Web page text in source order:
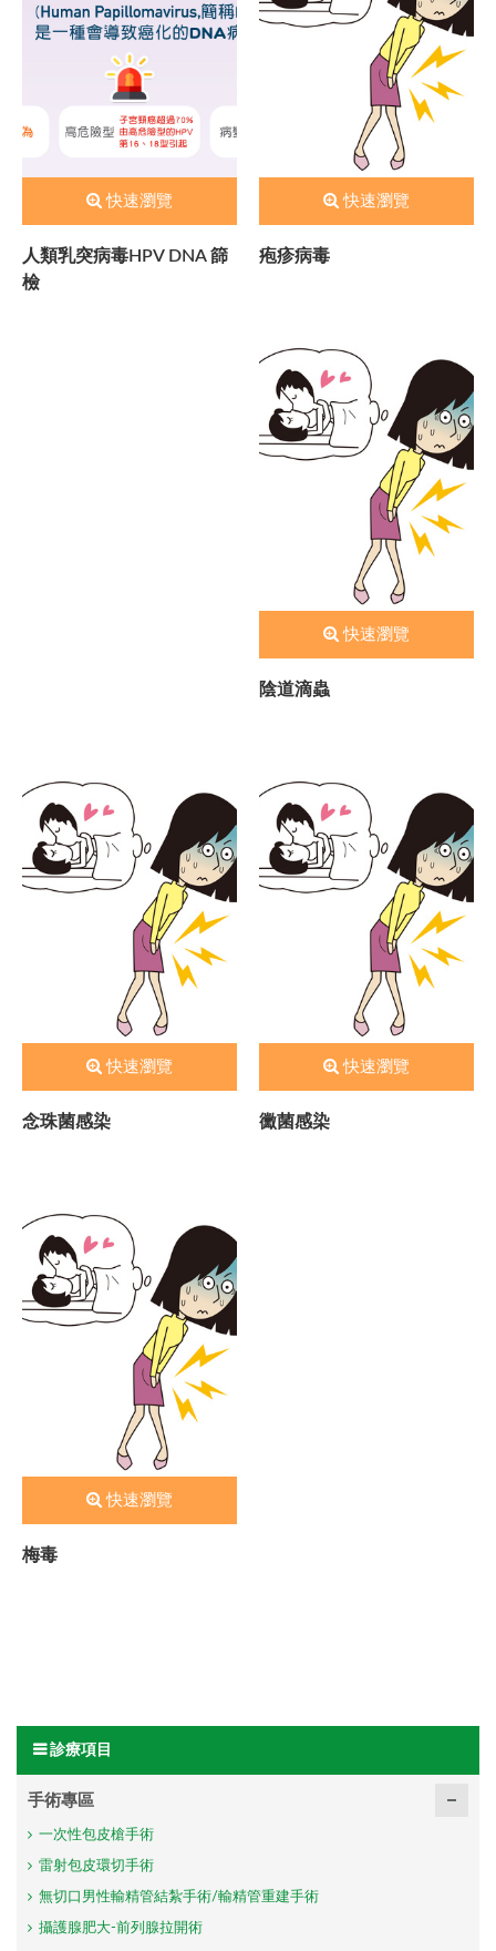
快速瀏覽
人類乳突病毒HPV DNA 篩
檢
快速瀏覽
疱疹病毒
快速瀏覽
陰道滴蟲
快速瀏覽
念珠菌感染
快速瀏覽
黴菌感染
快速瀏覽
梅毒
診療項目
手術專區
一次性包皮槍手術
雷射包皮環切手術
無切口男性輸精管結紮手術/輸精管重建手術
攝護腺肥大-前列腺拉開術